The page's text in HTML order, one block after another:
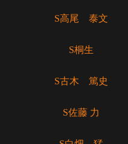
S高尾 泰文
S桐生
S古木 篤史
S佐藤 力